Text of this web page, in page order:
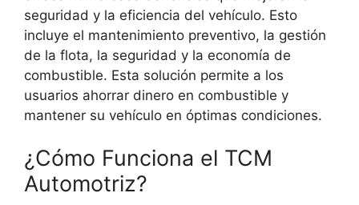
seguridad y la eficiencia del vehículo. Esto
incluye el mantenimiento preventivo, la gestión
de la flota, la seguridad y la economía de
combustible. Esta solución permite a los
usuarios ahorrar dinero en combustible y
mantener su vehículo en óptimas condiciones.
¿Cómo Funciona el TCM
Automotriz?